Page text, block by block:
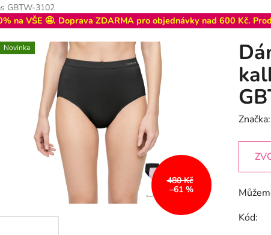
GBTW-3102
na VŠE 🤩. Doprava ZDARMA pro objednávky nad 600 Kč.
Značka:
Kód:
Novinka
480 Kč
–61 %